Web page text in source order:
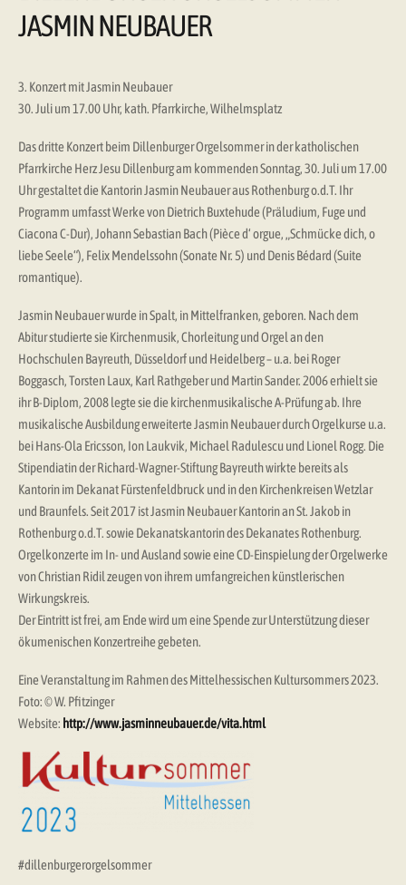
JASMIN NEUBAUER
3. Konzert mit Jasmin Neubauer
30. Juli um 17.00 Uhr, kath. Pfarrkirche, Wilhelmsplatz
Das dritte Konzert beim Dillenburger Orgelsommer in der katholischen
Pfarrkirche Herz Jesu Dillenburg am kommenden Sonntag, 30. Juli um 17.00
Uhr gestaltet die Kantorin Jasmin Neubauer aus Rothenburg o.d.T. Ihr
Programm umfasst Werke von Dietrich Buxtehude (Präludium, Fuge und
Ciacona C-Dur), Johann Sebastian Bach (Pièce d‘ orgue, „Schmücke dich, o
liebe Seele“), Felix Mendelssohn (Sonate Nr. 5) und Denis Bédard (Suite
romantique).
Jasmin Neubauer wurde in Spalt, in Mittelfranken, geboren. Nach dem
Abitur studierte sie Kirchenmusik, Chorleitung und Orgel an den
Hochschulen Bayreuth, Düsseldorf und Heidelberg – u.a. bei Roger
Boggasch, Torsten Laux, Karl Rathgeber und Martin Sander. 2006 erhielt sie
ihr B-Diplom, 2008 legte sie die kirchenmusikalische A-Prüfung ab. Ihre
musikalische Ausbildung erweiterte Jasmin Neubauer durch Orgelkurse u.a.
bei Hans-Ola Ericsson, Ion Laukvik, Michael Radulescu und Lionel Rogg. Die
Stipendiatin der Richard-Wagner-Stiftung Bayreuth wirkte bereits als
Kantorin im Dekanat Fürstenfeldbruck und in den Kirchenkreisen Wetzlar
und Braunfels. Seit 2017 ist Jasmin Neubauer Kantorin an St. Jakob in
Rothenburg o.d.T. sowie Dekanatskantorin des Dekanates Rothenburg.
Orgelkonzerte im In- und Ausland sowie eine CD-Einspielung der Orgelwerke
von Christian Ridil zeugen von ihrem umfangreichen künstlerischen
Wirkungskreis.
Der Eintritt ist frei, am Ende wird um eine Spende zur Unterstützung dieser
ökumenischen Konzertreihe gebeten.
Eine Veranstaltung im Rahmen des Mittelhessischen Kultursommers 2023.
Foto: © W. Pfitzinger
Website: http://www.jasminneubauer.de/vita.html
#dillenburgerorgelsommer